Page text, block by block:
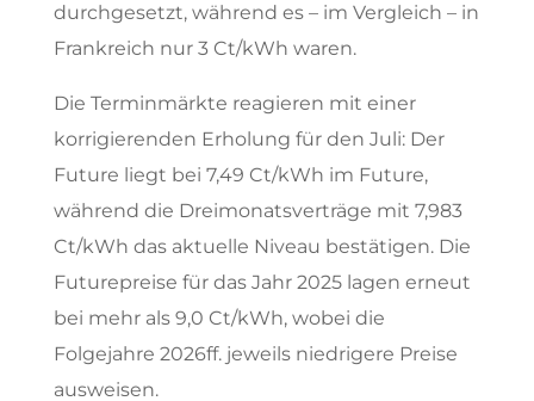
durchgesetzt, während es – im Vergleich – in
Frankreich nur 3 Ct/kWh waren.
Die Terminmärkte reagieren mit einer
korrigierenden Erholung für den Juli: Der
Future liegt bei 7,49 Ct/kWh im Future,
während die Dreimonatsverträge mit 7,983
Ct/kWh das aktuelle Niveau bestätigen. Die
Futurepreise für das Jahr 2025 lagen erneut
bei mehr als 9,0 Ct/kWh, wobei die
Folgejahre 2026ff. jeweils niedrigere Preise
ausweisen.